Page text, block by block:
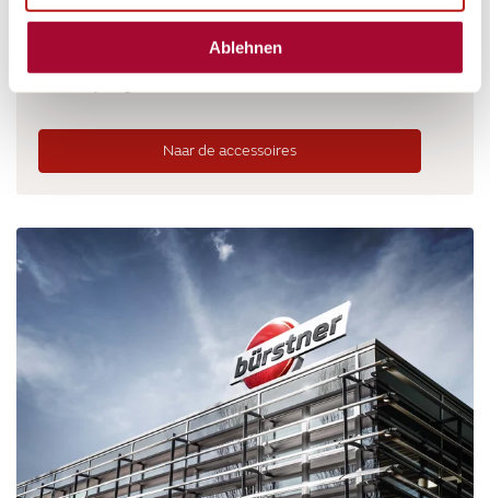
Ablehnen
Alles wat u nodig heeft voor uw Bürstner camper,
Naar de accessoires